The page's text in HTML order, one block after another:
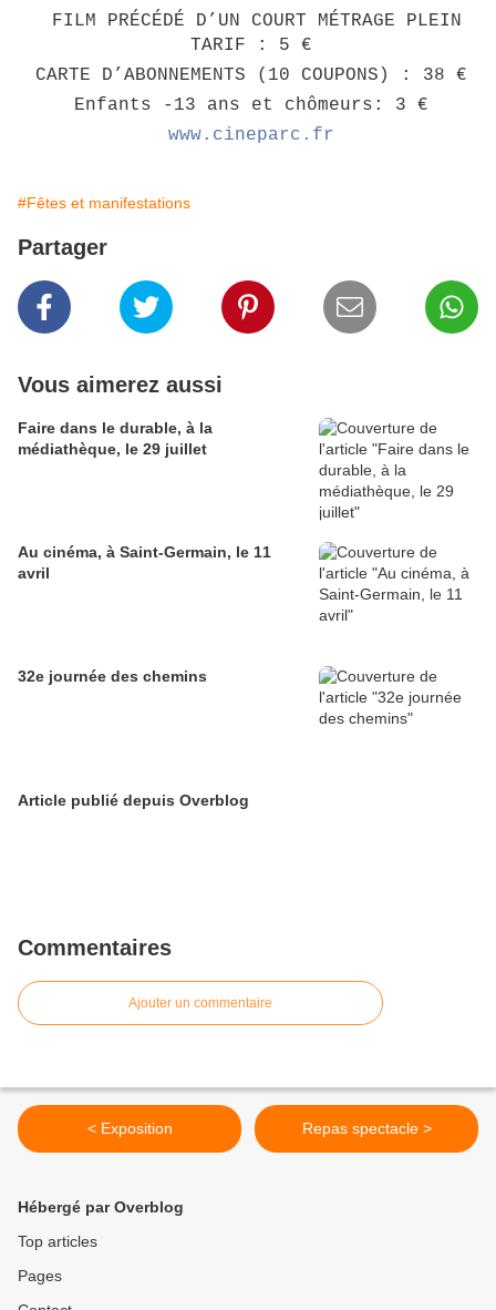
FILM PRÉCÉDÉ D’UN COURT MÉTRAGE PLEIN
TARIF : 5 €
CARTE D’ABONNEMENTS (10 COUPONS) : 38 €
Enfants -13 ans et chômeurs: 3 €
www.cineparc.fr
#Fêtes et manifestations
Partager
Vous aimerez aussi
Faire dans le durable, à la
médiathèque, le 29 juillet
Au cinéma, à Saint-Germain, le 11
avril
32e journée des chemins
Article publié depuis Overblog
Commentaires
Ajouter un commentaire
< Exposition Repas spectacle >
Hébergé par Overblog
Top articles
Pages